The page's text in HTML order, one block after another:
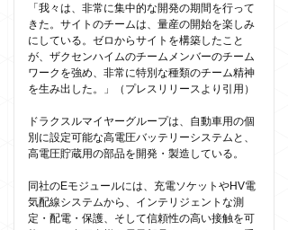
「我々は、非常に集中的な開発の期間を行って
きた。サイトのチームは、量産の開始を楽しみ
にしている。ゼロからサイトを構築したこと
が、ザクセンハイムのチームメンバーのチーム
ワークを強め、非常に特別な種類のチーム精神
を生み出した。」（プレスリリースより引用）
ドラクスルマイヤーグループは、自動車用の個
別に設定可能な高電圧バッテリーシステムと、
高電圧貯蔵用の部品を開発・製造している。
同社のEモジュールには、充電ソケットやHV電
気配線システムから、インテリジェントな測
定・配電・保護、そして信頼性の高い接触を可